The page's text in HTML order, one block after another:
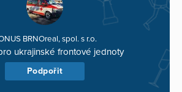
BRNOreal, spol. s r.o.
ukrajinské frontové jednoty
Podpořit